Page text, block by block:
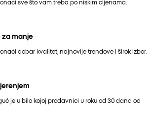
za manje
dobar kvalitet, najnovije trendove i širok izbor.
je u bilo kojoj prodavnici u roku od 30 dana od